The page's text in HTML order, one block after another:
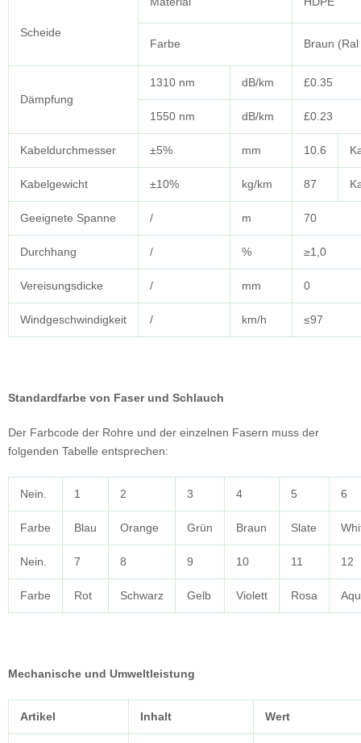
Scheide
Farbe Braun
Dämpfung
1310 nm dB/km £0.35
1550 nm dB/km £0.23
Kabeldurchmesser ±5% mm 10.6
Kabelgewicht ±10% kg/km 87
Geeignete Spanne / m 70
Durchhang / % ≥1,0
Vereisungsdicke / mm 0
Windgeschwindigkeit / km/h ≤97
Standardfarbe von Faser und Schlauch
Der Farbcode der Rohre und der einzelnen Fasern muss der
folgenden Tabelle entsprechen:
Nein. 1 2 3 4 5 6
Farbe Blau Orange Grün Braun Slate
Nein. 7 8 9 10 11 12
Farbe Rot Schwarz Gelb Violett Rosa
Mechanische und Umweltleistung
Artikel Inhalt Wert